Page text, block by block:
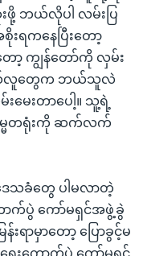
ဖို့ ဘယ်လိုပါ လမ်းပြ
းရကနေပြီးတော့
ာ့ ကျွန်တော်ကို လှမ်း
ယ်လူတွေက ဘယ်သူလဲ
ေးတာပေါ့။ သူ့ရဲ့
မ္မတရုံးကို ဆက်လက်
ဒေသခံတွေ ပါမလာတဲ့
ာက်ပွဲ ကော်မရှင်အဖွဲ့ခွဲ
ရာမှာတော့ ပြောခွင့်မ
ေးကောက်ပွဲ ကော်မရှင်